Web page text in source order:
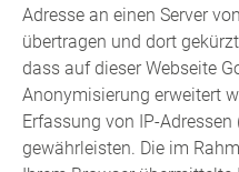
Adresse an einen Server
übertragen und dort
dass auf dieser Webseite
Anonymisierung erweitert
Erfassung von IP-
gewährleisten. Die im